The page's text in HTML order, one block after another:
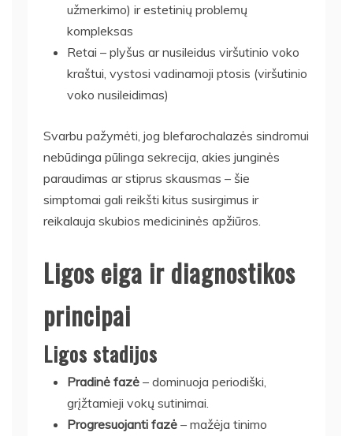
užmerkimo) ir estetinių problemų
kompleksas
Retai – plyšus ar nusileidus viršutinio voko
kraštui, vystosi vadinamoji ptosis (viršutinio
voko nusileidimas)
Svarbu pažymėti, jog blefarochalazės sindromui
nebūdinga pūlinga sekrecija, akies junginės
paraudimas ar stiprus skausmas – šie
simptomai gali reikšti kitus susirgimus ir
reikalauja skubios medicininės apžiūros.
Ligos eiga ir diagnostikos
principai
Ligos stadijos
Pradinė fazė – dominuoja periodiški,
grįžtamieji vokų sutinimai.
Progresuojanti fazė – mažėja tinimo